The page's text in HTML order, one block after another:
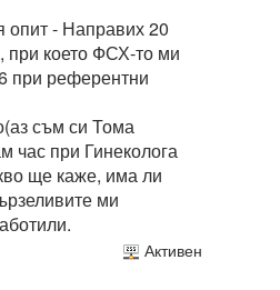
опит - Направих 20
при което ФСХ-то ми
при референтни
съм си Тома
час при Гинеколога
ще каже, има ли
ми
Активен